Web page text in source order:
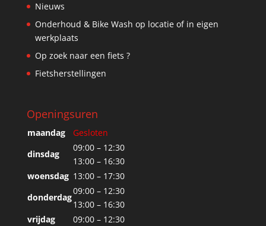
Nieuws
Onderhoud & Bike Wash op locatie of in eigen
werkplaats
Op zoek naar een fiets ?
Fietsherstellingen
Openingsuren
maandag
Gesloten
dinsdag
09:00 – 12:30
13:00 – 16:30
woensdag 13:00 – 17:30
donderdag
09:00 – 12:30
13:00 – 16:30
vrijdag
09:00 – 12:30